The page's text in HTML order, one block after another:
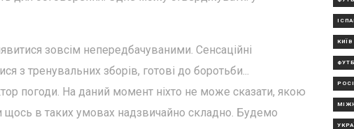
зовсім непередбачуваними. Сенсаційні
з тренувальних зборів, готові до боротьби...
погоди. На даний момент ніхто не може сказати, якою
щось в таких умовах надзвичайно складно. Будемо
КИЇВ